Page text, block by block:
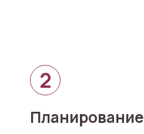
Планирование